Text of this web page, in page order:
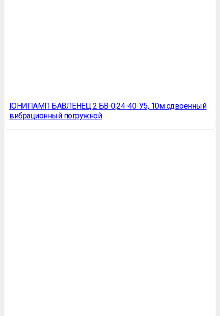
ЮНИПАМП БАВЛЕНЕЦ 2 БВ-0,24-40-У5, 10м сдвоенный
вибрационный погружной